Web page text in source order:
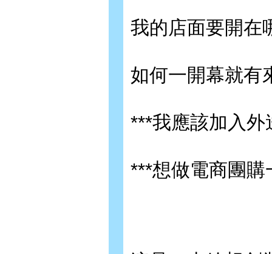
我的店面要開在
如何一開幕就有
***我應該加入外
***想做電商團